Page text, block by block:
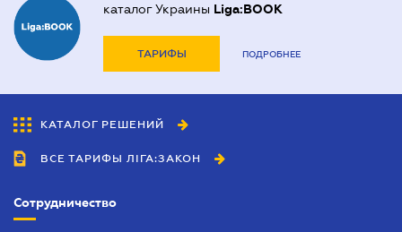
каталог Украины Liga:BOOK
ТАРИФЫ ПОДРОБНЕЕ
КАТАЛОГ РЕШЕНИЙ
ВСЕ ТАРИФЫ ЛІГА:ЗАКОН
Сотрудничество